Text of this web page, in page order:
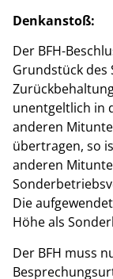
Denkanstoß:
Der BFH-
Grundstück
unentgeltlich in
anderen
übertragen, so
anderen
Die
Höhe als
Der BFH muss